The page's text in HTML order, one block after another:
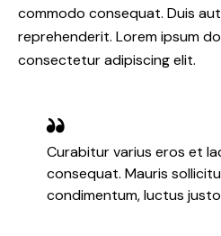
commodo consequat. Duis
reprehenderit. Lorem ipsum
consectetur adipiscing elit.
Curabitur varius eros et
consequat. Mauris
condimentum, luctus